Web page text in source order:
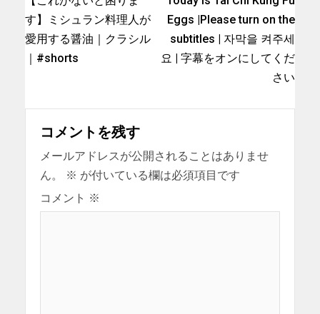
す】ミシュラン料理人が
愛用する醤油｜クラシル
｜#shorts
Eggs |Please turn on the
subtitles | 자막을 켜주세
요 | 字幕をオンにしてくだ
さい
コメントを残す
メールアドレスが公開されることはありませ
ん。
※ が付いている欄は必須項目です
コメント ※